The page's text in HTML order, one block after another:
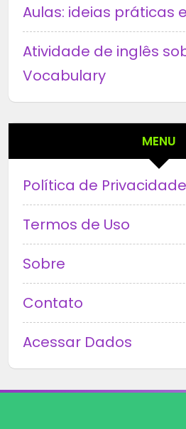
Aulas: ideias práticas
Atividade de inglês
Vocabulary
MENU
Política de Privacidade
Termos de Uso
Sobre
Contato
Acessar Dados